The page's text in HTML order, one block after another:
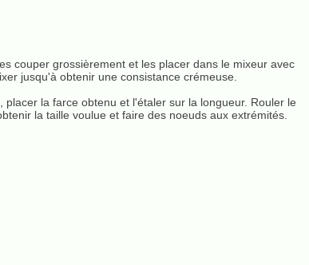
couper grossièrement et les placer dans le mixeur avec
jusqu'à obtenir une consistance crémeuse.
placer la farce obtenu et l'étaler sur la longueur. Rouler le
la taille voulue et faire des noeuds aux extrémités.